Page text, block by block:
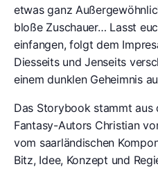
etwas ganz
bloße Zuschauer… Lasst
einfangen, folgt dem
Diesseits und Jenseits
einem dunklen Geheimnis
Das Storybook stammt aus
Fantasy-Autors Christian
vom saarländischen
Bitz, Idee, Konzept und